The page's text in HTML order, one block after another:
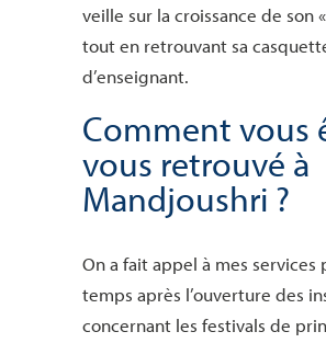
veille sur la croissance de son
tout en retrouvant sa
d’enseignant.
Comment vous
vous retrouvé à
Mandjoushri ?
On a fait appel à mes services
temps après l’ouverture des
concernant les festivals de